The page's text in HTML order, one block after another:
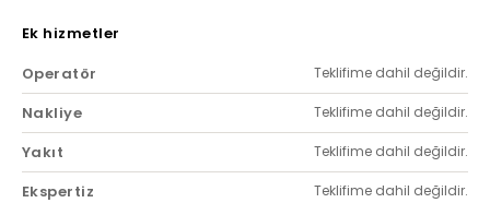
Ek hizmetler
Operatör
Teklifime dahil değildir.
Nakliye Teklifime dahil değildir.
Yakıt Teklifime dahil değildir.
Ekspertiz Teklifime dahil değildir.